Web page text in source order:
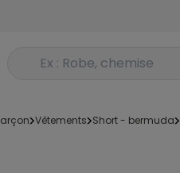
Rechercher un produit
garçon vêtements short - bermuda